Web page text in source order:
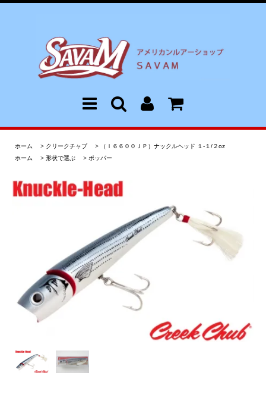
ホーム > クリークチャブ >
（Ｉ６６００ＪＰ）ナックルヘッド １-１/２oz
ホーム
> 形状で選ぶ > ポッパー